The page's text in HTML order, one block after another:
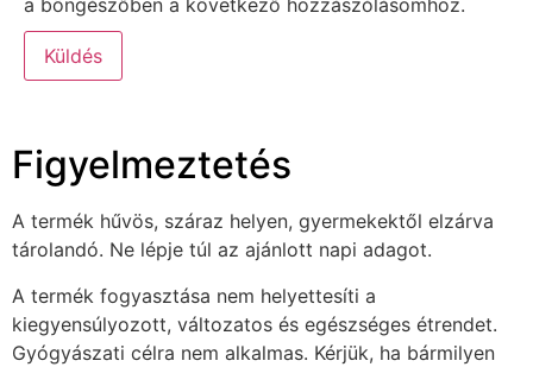
Figyelmeztetés
A termék hűvös, száraz helyen, gyermekektől elzárva
tárolandó. Ne lépje túl az ajánlott napi adagot.
A termék fogyasztása nem helyettesíti a
kiegyensúlyozott, változatos és egészséges étrendet.
Gyógyászati célra nem alkalmas. Kérjük, ha bármilyen